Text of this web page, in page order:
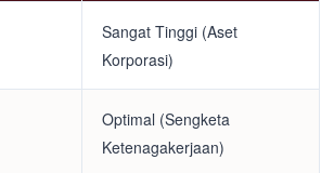
Sangat Tinggi (Aset
Korporasi)
Optimal (Sengketa
Ketenagakerjaan)